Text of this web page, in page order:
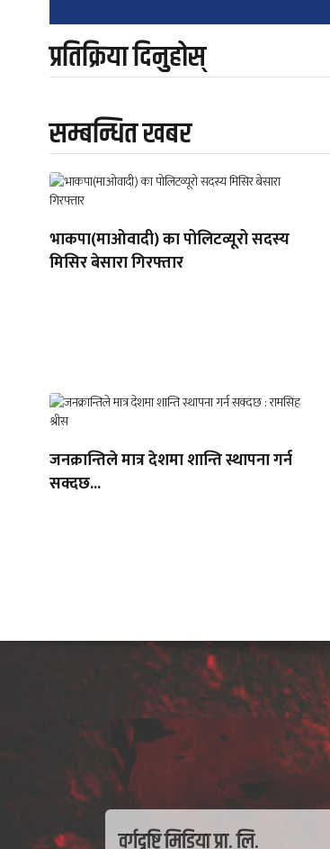
प्रतिक्रिया दिनुहोस्
सम्बन्धित खबर
भाकपा(माओवादी) का पोलिटव्यूरो सदस्य
मिसिर बेसारा गिरफ्तार
जनक्रान्तिले मात्र देशमा शान्ति स्थापना गर्न
सक्दछ...
वर्गदृष्टि मिडिया प्रा. लि.